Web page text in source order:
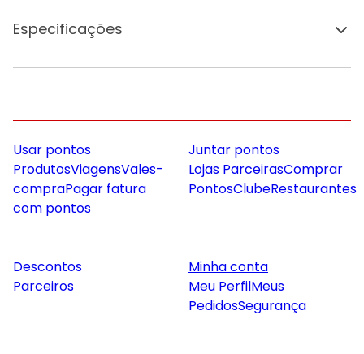
Especificações
Usar pontos
ProdutosViagensVales-
compraPagar fatura
com pontos
Juntar pontos
Lojas ParceirasComprar
PontosClubeRestaurantes
Descontos
Parceiros
Minha conta
Meu PerfilMeus
PedidosSegurança